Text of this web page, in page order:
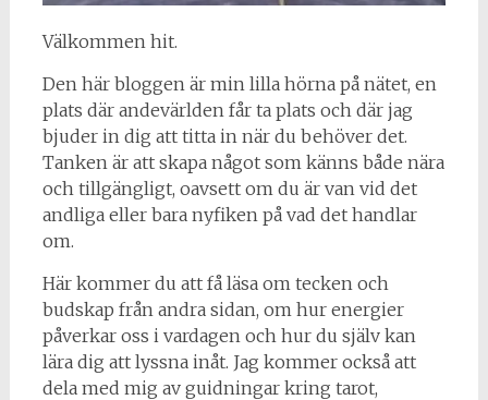
Välkommen hit.
Den här bloggen är min lilla hörna på nätet, en
plats där andevärlden får ta plats och där jag
bjuder in dig att titta in när du behöver det.
Tanken är att skapa något som känns både nära
och tillgängligt, oavsett om du är van vid det
andliga eller bara nyfiken på vad det handlar
om.
Här kommer du att få läsa om tecken och
budskap från andra sidan, om hur energier
påverkar oss i vardagen och hur du själv kan
lära dig att lyssna inåt. Jag kommer också att
dela med mig av guidningar kring tarot,